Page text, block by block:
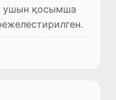
ушын қосымша